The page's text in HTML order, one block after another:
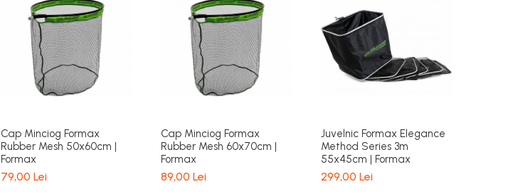
Cap Minciog Formax
Rubber Mesh 50x60cm |
Formax
79,00 Lei
Cap Minciog Formax
Rubber Mesh 60x70cm |
Formax
89,00 Lei
Juvelnic Formax Elegance
Method Series 3m
55x45cm | Formax
299,00 Lei